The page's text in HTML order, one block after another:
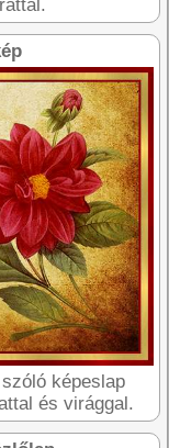
képeslap
és virággal.